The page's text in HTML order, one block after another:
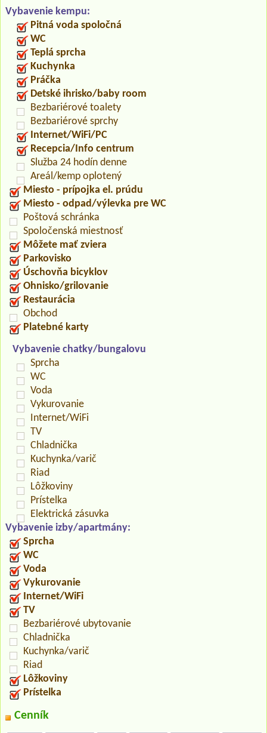
Vybavenie kempu:
Pitná voda spoločná
WC
Teplá sprcha
Kuchynka
Práčka
Detské ihrisko/baby room
Bezbariérové toalety
Bezbariérové sprchy
Internet/WiFi/PC
Recepcia/Info centrum
Služba 24 hodín denne
Areál/kemp oplotený
Miesto - prípojka el. prúdu
Miesto - odpad/výlevka pre WC
Poštová schránka
Spoločenská miestnosť
Môžete mať zviera
Parkovisko
Úschovňa bicyklov
Ohnisko/grilovanie
Restaurácia
Obchod
Platebné karty
Vybavenie chatky/bungalovu
Sprcha
WC
Voda
Vykurovanie
Internet/WiFi
TV
Chladnička
Kuchynka/varič
Riad
Lôžkoviny
Prístelka
Elektrická zásuvka
Vybavenie izby/apartmány:
Sprcha
WC
Voda
Vykurovanie
Internet/WiFi
TV
Bezbariérové ubytovanie
Chladnička
Kuchynka/varič
Riad
Lôžkoviny
Prístelka
Cenník